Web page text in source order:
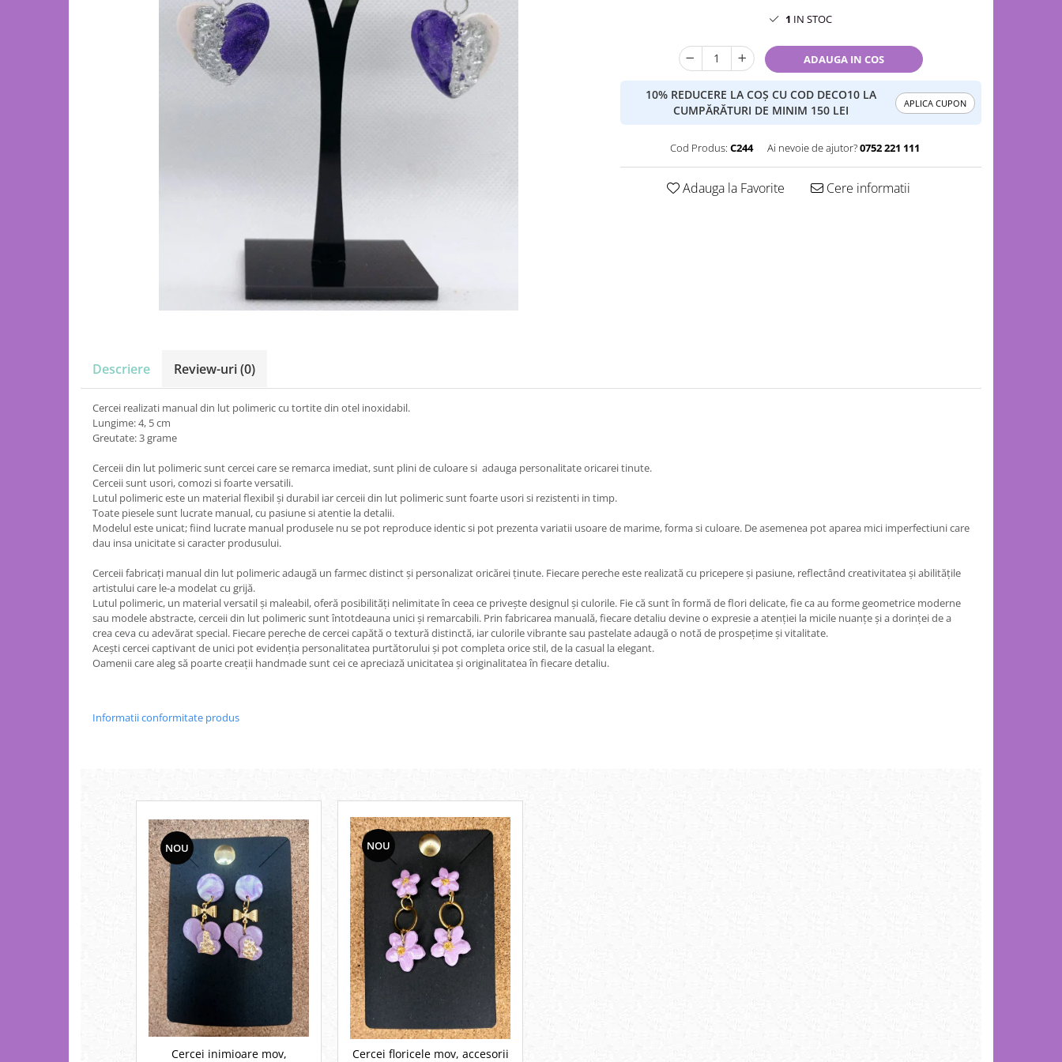
1 IN STOC
ADAUGA IN COS
10% REDUCERE LA COȘ CU COD DECO10 LA
CUMPĂRĂTURI DE MINIM 150 LEI
APLICA CUPON
Cod Produs: C244 Ai nevoie de ajutor?0752 221 111
Adauga la Favorite Cere informatii
Descriere Review-uri(0)
Cercei realizati manual din lut polimeric cu tortite din otel inoxidabil.
Lungime: 4, 5 cm
Greutate: 3 grame
Cerceii din lut polimeric sunt cercei care se remarca imediat, sunt plini de culoare si adauga personalitate oricarei tinute.
Cerceii sunt usori, comozi si foarte versatili.
Lutul polimeric este un material flexibil și durabil iar cerceii din lut polimeric sunt foarte usori si rezistenti in timp.
Toate piesele sunt lucrate manual, cu pasiune si atentie la detalii.
Modelul este unicat; fiind lucrate manual produsele nu se pot reproduce identic si pot prezenta variatii usoare de marime, forma si culoare. De asemenea pot aparea mici imperfectiuni care
dau insa unicitate si caracter produsului.
Cerceii fabricați manual din lut polimeric adaugă un farmec distinct și personalizat oricărei ținute. Fiecare pereche este realizată cu pricepere și pasiune, reflectând creativitatea și abilitățile
artistului care le-a modelat cu grijă.
Lutul polimeric, un material versatil și maleabil, oferă posibilități nelimitate în ceea ce privește designul și culorile. Fie că sunt în formă de flori delicate, fie ca au forme geometrice moderne
sau modele abstracte, cerceii din lut polimeric sunt întotdeauna unici și remarcabili. Prin fabricarea manuală, fiecare detaliu devine o expresie a atenției la micile nuanțe și a dorinței de a
crea ceva cu adevărat special. Fiecare pereche de cercei capătă o textură distinctă, iar culorile vibrante sau pastelate adaugă o notă de prospețime și vitalitate.
Acești cercei captivant de unici pot evidenția personalitatea purtătorului și pot completa orice stil, de la casual la elegant.
Oamenii care aleg să poarte creații handmade sunt cei ce apreciază unicitatea și originalitatea în fiecare detaliu.
Informatii conformitate produs
NOU
Cercei inimioare mov,
NOU
Cercei floricele mov, accesorii